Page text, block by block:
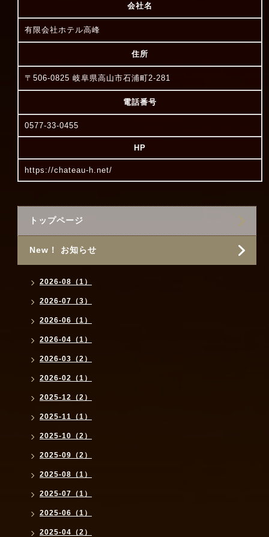
会社名
有限会社ホテル高峰
住所
〒506-0825 岐阜県高山市石浦町2-281
電話番号
0577-33-0455
HP
https://chateau-h.net/
トップページ
New！ お知らせ
2026-08（1）
2026-07（3）
2026-06（1）
2026-04（1）
2026-03（2）
2026-02（1）
2025-12（2）
2025-11（1）
2025-10（2）
2025-09（2）
2025-08（1）
2025-07（1）
2025-06（1）
2025-04（2）